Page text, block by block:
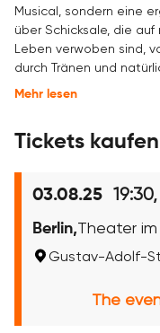
Musical, sondern eine
über Schicksale, die
Leben verwoben sind,
durch Tränen und
Mehr lesen
Tickets kaufen
03.08.25
Berlin,Theater
Gustav-Adolf-
The